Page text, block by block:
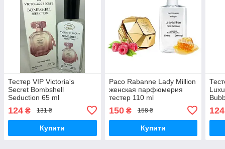
Тестер VIP Victoria's
Secret Bombshell
Seduction 65 ml
124 ₴ 131 ₴
Купити
Paco Rabanne Lady Million
женская парфюмерия
тестер 110 ml
150₴ 158 ₴
Купити
124